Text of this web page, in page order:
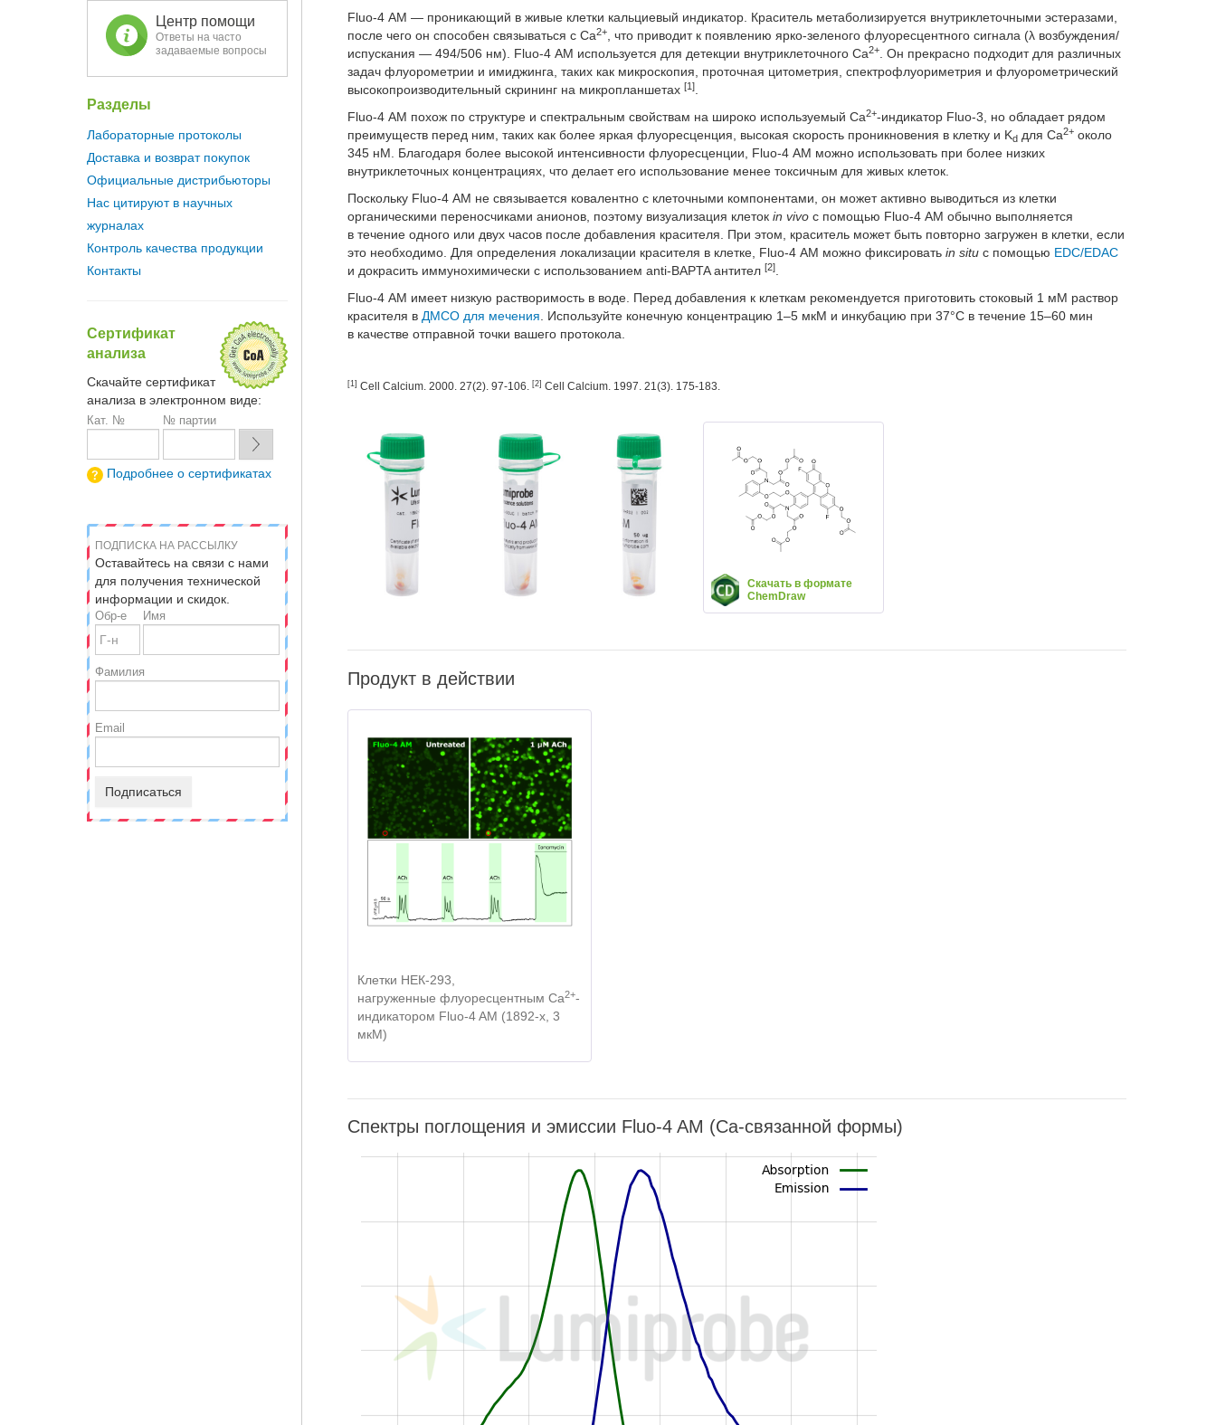
Fluo-4 AM — проникающий в живые клетки кальциевый индикатор. Краситель метаболизируется внутриклеточными эстеразами,
после чего он способен связываться с Ca2+, что приводит к появлению ярко-зеленого флуоресцентного сигнала (λ возбуждения/
испускания — 494/506 нм). Fluo-4 AM используется для детекции внутриклеточного Ca2+. Он прекрасно подходит для различных
задач флуорометрии и имиджинга, таких как микроскопия, проточная цитометрия, спектрофлуориметрия и флуорометрический
высокопроизводительный скрининг на микропланшетах [1].
Fluo-4 AM похож по структуре и спектральным свойствам на широко используемый Ca2+-индикатор Fluo-3, но обладает рядом
преимуществ перед ним, таких как более яркая флуоресценция, высокая скорость проникновения в клетку и Kdдля Ca2+около
345 нМ. Благодаря более высокой интенсивности флуоресценции, Fluo-4 AM можно использовать при более низких
внутриклеточных концентрациях, что делает его использование менее токсичным для живых клеток.
Поскольку Fluo-4 AM не связывается ковалентно с клеточными компонентами, он может активно выводиться из клетки
органическими переносчиками анионов, поэтому визуализация клеток in vivoс помощью Fluo-4 AM обычно выполняется
в течение одного или двух часов после добавления красителя. При этом, краситель может быть повторно загружен в клетки, если
это необходимо. Для определения локализации красителя в клетке, Fluo-4 AM можно фиксировать in situс помощью EDC/EDAC
и докрасить иммунохимически с использованием anti-BAPTA антител [2].
Fluo-4 AM имеет низкую растворимость в воде. Перед добавления к клеткам рекомендуется приготовить стоковый 1 мМ раствор
красителя в ДМСО для мечения. Используйте конечную концентрацию 1–5 мкМ и инкубацию при 37°C в течение 15–60 мин
в качестве отправной точки вашего протокола.
[1] Cell Calcium. 2000. 27(2). 97-106. [2] Cell Calcium. 1997. 21(3). 175-183.
Скачать в формате
ChemDraw
Продукт в действии
Клетки НЕК-293,
нагруженные флуоресцентным Ca2+-
индикатором Fluo-4 AM (1892-x, 3
мкМ)
Спектры поглощения и эмиссии Fluo-4 AM (Ca-связанной формы)
Центр помощи
Ответы на часто
задаваемые вопросы
Разделы
Лабораторные протоколы
Доставка и возврат покупок
Официальные дистрибьюторы
Нас цитируют в научных
журналах
Контроль качества продукции
Контакты
Сертификат
анализа
Скачайте сертификат
анализа в электронном виде:
Кат. № № партии
Подробнее о сертификатах
ПОДПИСКА НА РАССЫЛКУ
Оставайтесь на связи с нами
для получения технической
информации и скидок.
Обр-е Имя
Фамилия
Email
Подписаться